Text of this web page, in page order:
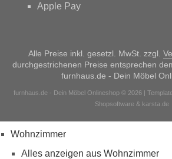
Apple Pay
Alle Preise inkl. gesetzl. MwSt. zzgl.
durchgestrichenen Preise entsprechen
furnhaus.de - Dein Möbel
furnhaus.de - Dein Möbel Onlineshop © 2026 |
Shopsoftware & karsta.de
Wohnzimmer
Alles anzeigen aus Wohnzimmer